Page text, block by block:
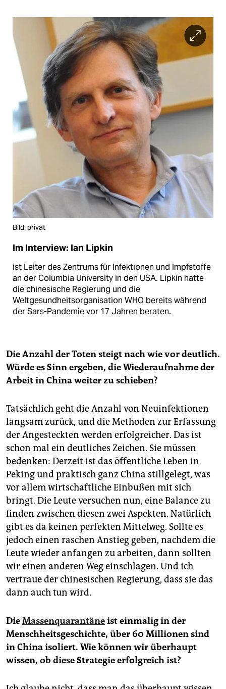
Bild: privat
Im Interview: Ian Lipkin
ist Leiter des Zentrums für Infektionen und Impfstoffe
an der Columbia University in den USA. Lipkin hatte
die chinesische Regierung und die
Weltgesundheitsorganisation WHO bereits während
der Sars-Pandemie vor 17 Jahren beraten.
Die Anzahl der Toten steigt nach wie vor deutlich.
Würde es Sinn ergeben, die Wiederaufnahme der
Arbeit in China weiter zu schieben?
Tatsächlich geht die Anzahl von Neuinfektionen
langsam zurück, und die Methoden zur Erfassung
der Angesteckten werden erfolgreicher. Das ist
schon mal ein deutliches Zeichen. Sie müssen
bedenken: Derzeit ist das öffentliche Leben in
Peking und praktisch ganz China stillgelegt, was
vor allem wirtschaftliche Einbußen mit sich
bringt. Die Leute versuchen nun, eine Balance zu
finden zwischen diesen zwei Aspekten. Natürlich
gibt es da keinen perfekten Mittelweg. Sollte es
jedoch einen raschen Anstieg geben, nachdem die
Leute wieder anfangen zu arbeiten, dann sollten
wir einen anderen Weg einschlagen. Und ich
vertraue der chinesischen Regierung, dass sie das
dann auch tun wird.
DieMassenquarantäneist einmalig in der
Menschheitsgeschichte, über 60 Millionen sind
in China isoliert. Wie können wir überhaupt
wissen, ob diese Strategie erfolgreich ist?